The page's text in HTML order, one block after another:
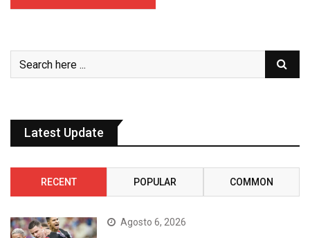
Latest Update
RECENT POPULAR COMMON
Agosto 6, 2026